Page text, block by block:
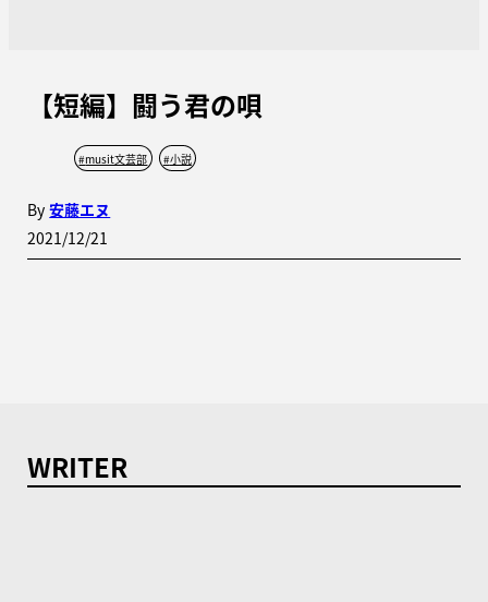
【短編】闘う君の唄
#musit文芸部 #小説
By 安藤エヌ
2021/12/21
WRITER